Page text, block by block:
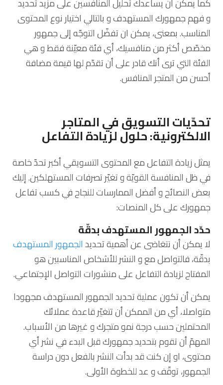
و فهم جمهورك المستهدف و بالتالي اختيار نوع المحتوى
المناسب. بمعنى، يمكن ان تفضّل التوجّه إلى جمهور
مخصّص أكثر من منافسيك، أي فئة معيّنة فقط و هي
الفئة التي ترى أنك قادر على أن تقدّم لها قيمة مضافة
أحسن من المتجر المنافس.
تحدّيات التسويق في المتاجر
الالكترونية: حلول لزيادة التفاعل
يمثل زيادة التفاعل مع المحتوى التسويقي أكبر تحدّ خاصة
في ظل المنافسة القويّة و تغيّر تصرفات المستهلكين. إليك
بعض النصائح و أفضل الممارسات للنجاح في كسب تفاعل
جمهورك على كل المنصات:
حدّد الجمهور المستهدف بدقّة
لا يمكن أن نتغاضى عن أهمية تحديدالجمهور المستهدف
بدقّة، فالتواصل مع و النشر للأشخاص المناسبين هو
المفتاح لزيادة التفاعل على منشورات التواصل الإجتماعي.
يمكن أن تكون عملية تحديد الجمهور المستهدف مجهودا
متواصلا، أي من الممكن أن تتغيّر قاعدة عملائك
المحتملين حسب درجة نمو متجرك و غيرها من الأسباب.
المهمّ أن تقوم بتحديد جمهورك قبل البدء في نشر أي
محتوى، او إن كنت قد بدأت النشر بالفعل دون دراسة
الجمهور، توقّف و عد للخطوة الأولى.